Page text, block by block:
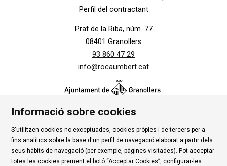
Perfil del contractant
Prat de la Riba, núm. 77
08401 Granollers
93 860 47 29
info@rocaumbert.cat
Contacte | Instància Genèrica | Alta Tercers
|
Ús de Cookies
| Política de privadesa | Avís Legal
|
Condicions d'ús Roca Umbert
Informació sobre cookies
S'utilitzen cookies no exceptuades, cookies pròpies i de tercers per a
fins analítics sobre la base d'un perfil de navegació elaborat a partir dels
seus hàbits de navegació (per exemple, pàgines visitades). Pot acceptar
totes les cookies prement el botó “Acceptar Cookies”, configurar-les